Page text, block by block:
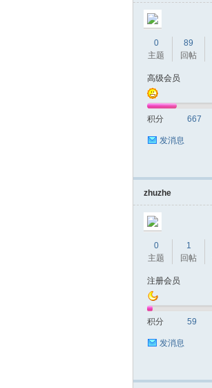
0
主题
89
回帖
高级会员
积分 667
发消息
zhuzhe
0
主题
1
回帖
注册会员
积分 59
发消息